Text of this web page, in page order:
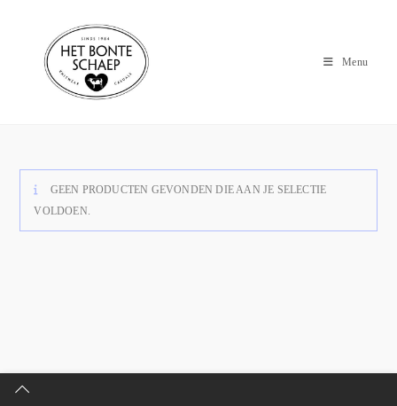
Menu
GEEN PRODUCTEN GEVONDEN DIE AAN JE SELECTIE
VOLDOEN.